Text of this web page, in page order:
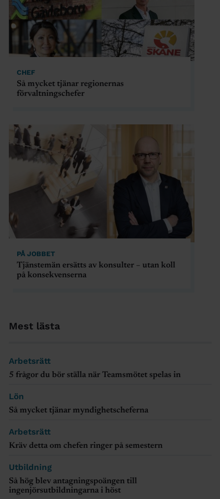
Mest lästa
Arbetsrätt
5 frågor du bör ställa när Teamsmötet spelas in
Lön
Så mycket tjänar myndighetscheferna
Arbetsrätt
Kräv detta om chefen ringer på semestern
Utbildning
Så hög blev antagningspoängen till
ingenjörsutbildningarna i höst
CHEF
Så mycket tjänar regionernas
förvaltningschefer
PÅ JOBBET
Tjänstemän ersätts av konsulter – utan koll
på konsekvenserna